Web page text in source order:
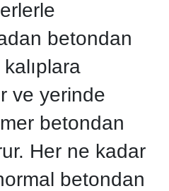
betondan
kalıplara
ve yerinde
betondan
Her ne kadar
betondan